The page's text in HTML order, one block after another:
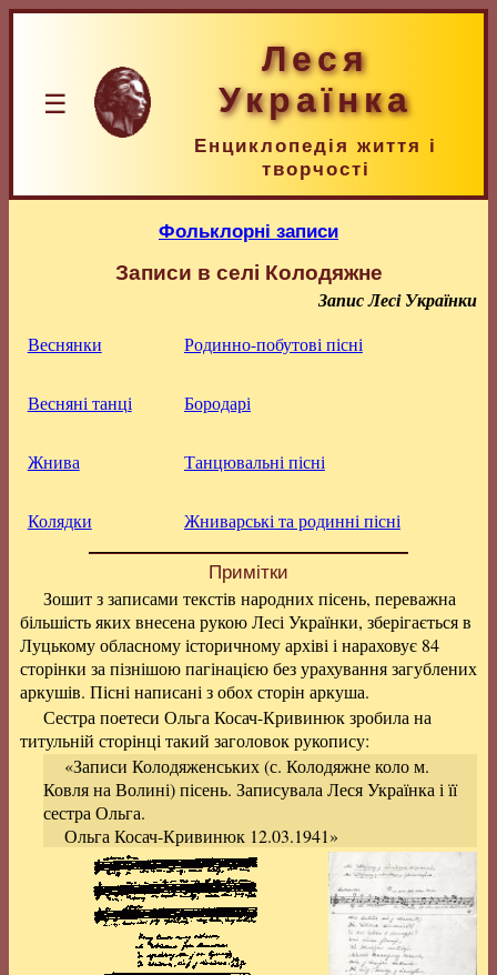
☰
Леся
Українка
Енциклопедія життя і
творчості
Фольклорні записи
Записи в селі Колодяжне
Запис Лесі Українки
Веснянки
Весняні танці
Жнива
Колядки
Родинно-побутові пісні
Бородарі
Танцювальні пісні
Жниварські та родинні пісні
Примітки
Зошит з записами текстів народних пісень, переважна
більшість яких внесена рукою Лесі Українки, зберігається в
Луцькому обласному історичному архіві і нараховує 84
сторінки за пізнішою пагінацією без урахування загублених
аркушів. Пісні написані з обох сторін аркуша.
Сестра поетеси Ольга Косач-Кривинюк зробила на
титульній сторінці такий заголовок рукопису:
«Записи Колодяженських (с. Колодяжне коло м.
Ковля на Волині) пісень. Записувала Леся Українка і її
сестра Ольга.
Ольга Косач-Кривинюк 12.03.1941»